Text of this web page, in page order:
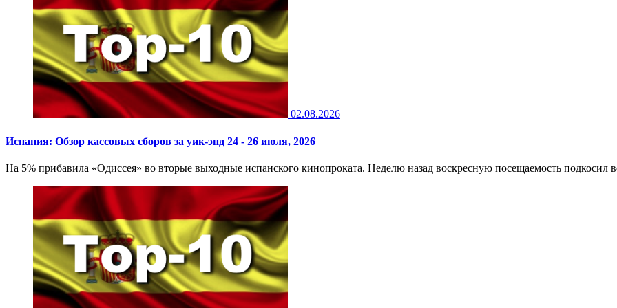
02.08.2026
Испания: Обзор кассовых сборов за уик-энд 24 - 26 июля, 2026
На 5% прибавила «Одиссея» во вторые выходные испанского кинопроката. Неделю назад воскресную посещаемость подкосил